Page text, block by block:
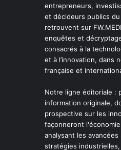
entrepreneurs,
et décideurs publics
retrouvent sur
enquêtes et
consacrés à la
et à l’innovation, dans
française et
Notre ligne éditoriale :
information originale,
prospective sur les
façonneront
analysant les
stratégies industrielles,